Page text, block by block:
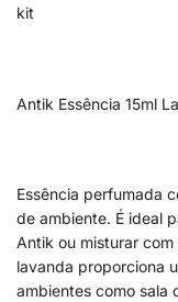
kit
Antik Essência 15ml
Essência perfumada
de ambiente. É ideal
Antik ou misturar
lavanda proporciona
ambientes como sala